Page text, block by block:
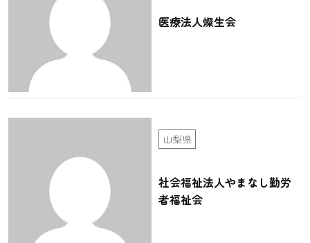
医療法人燦生会
山梨県
社会福祉法人やまなし勤労
者福祉会